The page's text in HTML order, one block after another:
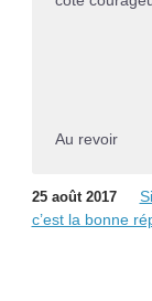
Au revoir
25 août 2017
c’est la bonne